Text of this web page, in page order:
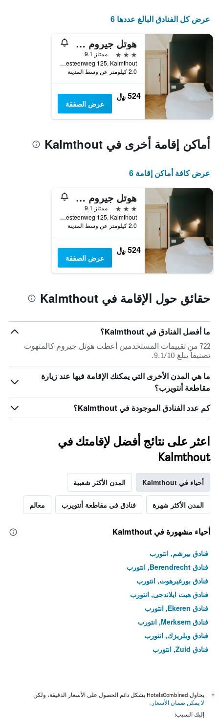
عرض كل الفنادق البالغ عددها 6
هوتل جيروم كالمثهوت
3 نجوم
ممتاز 9.1
Putsesteenweg 125, Kalmthout, بلجيكا
2.0 كيلومتر عن وسط المدينة
524 ﷼
عرض الصفقة
أماكن إقامة أخرى في Kalmthout
عرض كافة أماكن إقامة 6
هوتل جيروم كالمثهوت
3 نجوم
ممتاز 9.1
Putsesteenweg 125, Kalmthout, بلجيكا
2.0 كيلومتر عن وسط المدينة
524 ﷼
عرض الصفقة
حقائق حول الإقامة في Kalmthout
ما أفضل الفنادق في Kalmthout؟
722 من تقييمات المستخدمين أعطت هوتل جيروم كالمثهوت
تصنيفاً يبلغ 9.1/10.
ما هي المدن الأخرى التي يمكنك الإقامة فيها عند زيارة
مقاطعة أنتويرب؟
كم عدد الفنادق الموجودة في Kalmthout؟
اعثر على نتائج أفضل لإقامتك في
Kalmthout
أحياء في Kalmthout المدن الأكثر شعبية
المدن الأكثر شهرة فنادق في مقاطعة أنتويرب معالم
أحياء مشهورة في Kalmthout
فنادق بيرشم, انتورب
فنادق Berendrecht, انتورب
فنادق بورغيرهوت, انتورب
فنادق هيت ايلاندجى, انتورب
فنادق Ekeren, انتورب
فنادق Merksem, انتورب
فنادق ويلريزك, انتورب
فنادق Zuid, انتورب
*
يحاول HotelsCombined بشكل دائم الحصول على الأسعار الدقيقة، ولكن
لا يمكن ضمان الأسعار .
إليك السبب: